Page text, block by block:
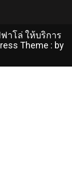
าโล่ ให้บริการ
Theme : by